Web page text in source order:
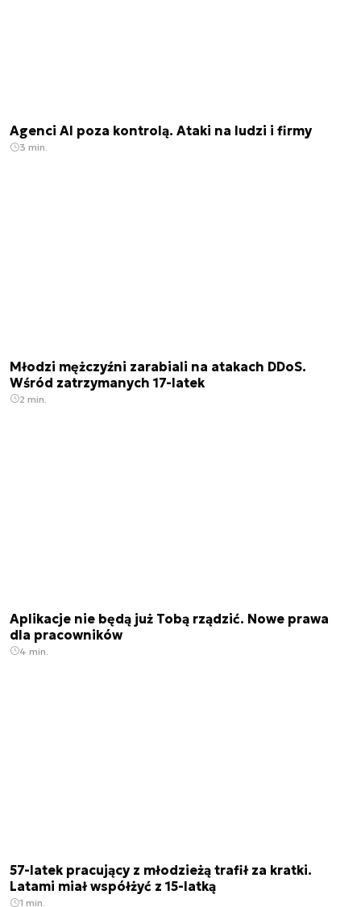
Agenci AI poza kontrolą. Ataki na ludzi i firmy
3 min.
Młodzi mężczyźni zarabiali na atakach DDoS.
Wśród zatrzymanych 17-latek
2 min.
Aplikacje nie będą już Tobą rządzić. Nowe prawa
dla pracowników
4 min.
57-latek pracujący z młodzieżą trafił za kratki.
Latami miał współżyć z 15-latką
1 min.